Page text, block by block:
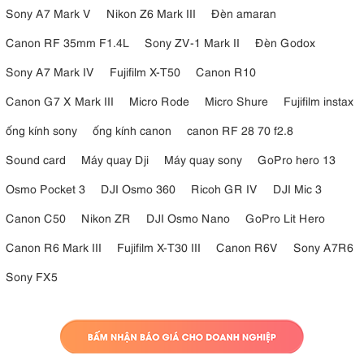
4. Các trường hợp sử dụng của Sony FE
28mm F2.0
nhiều tình huống:
Chụp ảnh đường phố
quá nhiều như 24mm.
Chụp ảnh du lịch: Nhờ sự gọn nhẹ, nó không chiếm nhiều
không gian trong túi máy ảnh. Khả năng chống bụi và chống
Sony A7 Mark V
Nikon Z6 Mark III
Đèn amaran
Canon RF 35mm F1.4L
Sony ZV-1 Mark II
Đèn Godox
Sony A7 Mark IV
Fujifilm X-T50
Canon R10
Canon G7 X Mark III
Micro Rode Micro Shure
Fujifilm instax
ống kính sony
ống kính canon
canon RF 28 70 f2.8
Sound card
Máy quay Dji Máy quay sony
GoPro hero 13
Osmo Pocket 3
DJI Osmo 360 Ricoh GR IV
DJI Mic 3
Canon C50
Nikon ZR DJI Osmo Nano
GoPro Lit Hero
Canon R6 Mark III
Fujifilm X-T30 III Canon R6V
Sony A7R6
Sony FX5